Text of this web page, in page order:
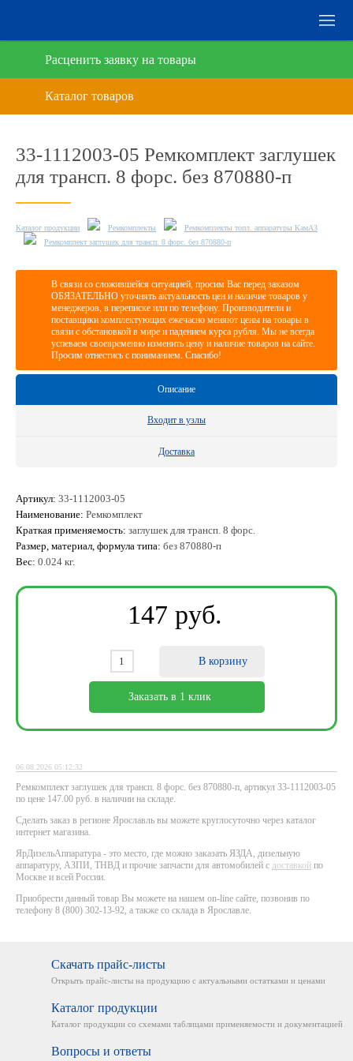
Расценить заявку на товары
33-1112003-05 Ремкомплект заглушек
для трансп. 8 форс. без 870880-п
Каталог продукции Ремкомплекты
Ремкомплекты топл. аппаратуры КамАЗ
Ремкомплект заглушек для трансп. 8 форс. без 870880-п
В связи со сложившейся ситуацией, просим Вас перед заказом
ОБЯЗАТЕЛЬНО уточнять актуальность цен и наличие товаров у
менеджеров, в переписке или по телефону. Производители и
поставщики комплектующих ежечасно меняют цены на товары в
связи с обстановкой в мире и падением курса рубля. Мы не всегда
успеваем своевременно изменить цену и наличие товаров на сайте.
Просим отнестись с пониманием. Спасибо!
Описание
Входит в узлы
Доставка
Артикул: 33-1112003-05
Наименование: Ремкомплект
Краткая применяемость: заглушек для трансп. 8 форс.
Размер, материал, формула типа: без 870880-п
Вес: 0.024 кг.
147 руб.
В корзину
Заказать в 1 клик
06.08.2026 05:12:32
Ремкомплект заглушек для трансп. 8 форс. без 870880-п, артикул 33-1112003-05
по цене 147.00 руб. в наличии на складе.
Сделать заказ в регионе Ярославль вы можете круглосуточно через каталог
интернет магазина.
ЯрДизельАппаратура - это место, где можно заказать ЯЗДА, дизельную
аппаратуру, АЗПИ, ТНВД и прочие запчасти для автомобилей с доставкой по
Москве и всей России.
Приобрести данный товар Вы можете на нашем on-line сайте, позвонив по
телефону 8 (800) 302-13-92, а также со склада в Ярославле.
Скачать прайс-листы
Открыть прайс-листы на продукцию с актуальными остатками и ценами
Каталог продукции
Каталог продукции со схемами таблицами применяемости и документацией
Вопросы и ответы